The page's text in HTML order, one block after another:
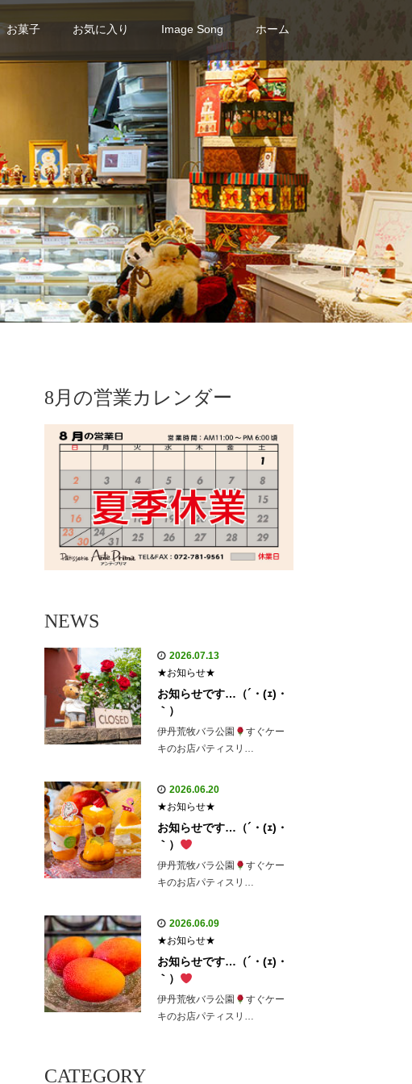
お菓子 お気に入り Image Song ホーム
8月の営業カレンダー
NEWS
2026.07.13
★お知らせ★
お知らせです…（´・(ｪ)・
｀）
伊丹荒牧バラ公園
すぐケー
キのお店パティスリ…
2026.06.20
★お知らせ★
お知らせです…（´・(ｪ)・
｀）
伊丹荒牧バラ公園
すぐケー
キのお店パティスリ…
2026.06.09
★お知らせ★
お知らせです…（´・(ｪ)・
｀）
伊丹荒牧バラ公園
すぐケー
キのお店パティスリ…
CATEGORY